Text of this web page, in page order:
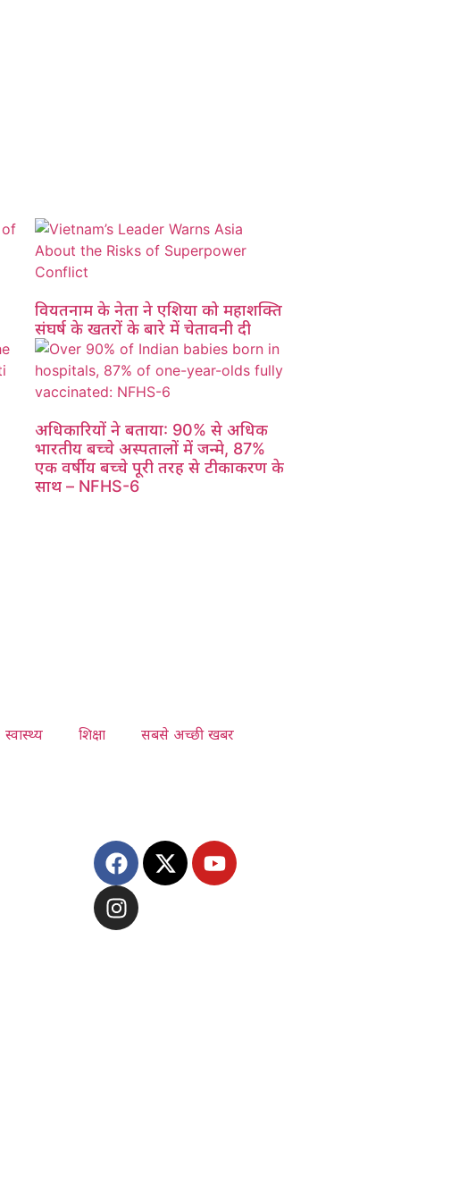
वियतनाम के नेता ने एशिया को महाशक्ति
संघर्ष के खतरों के बारे में चेतावनी दी
अधिकारियों ने बताया: 90% से अधिक
भारतीय बच्चे अस्पतालों में जन्मे, 87%
एक वर्षीय बच्चे पूरी तरह से टीकाकरण के
साथ – NFHS-6
स्वास्थ्य शिक्षा सबसे अच्छी खबर